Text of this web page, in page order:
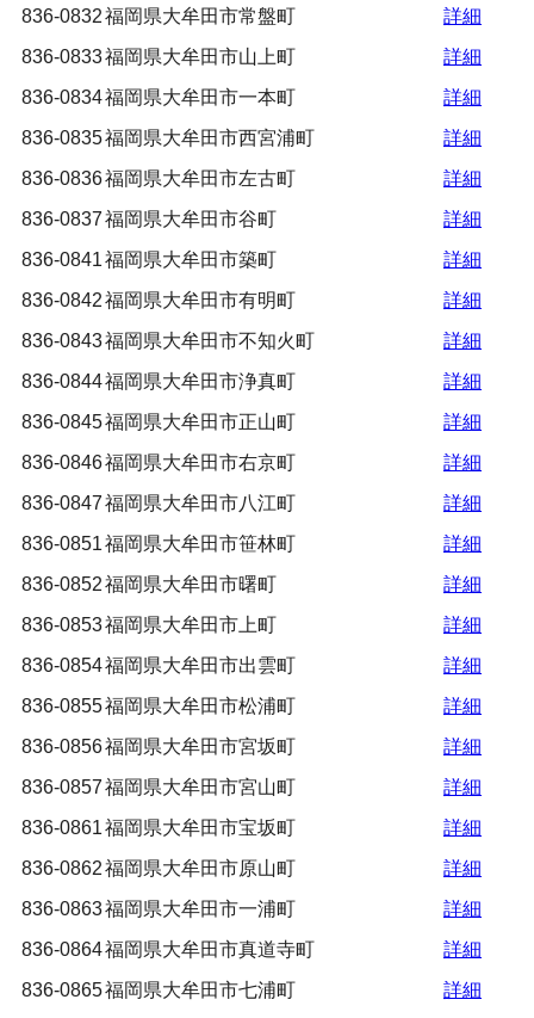
836-0832福岡県大牟田市常盤町
詳細
836-0833福岡県大牟田市山上町
詳細
836-0834福岡県大牟田市一本町
詳細
836-0835福岡県大牟田市西宮浦町
詳細
836-0836福岡県大牟田市左古町
詳細
836-0837福岡県大牟田市谷町
詳細
836-0841福岡県大牟田市築町
詳細
836-0842福岡県大牟田市有明町
詳細
836-0843福岡県大牟田市不知火町
詳細
836-0844福岡県大牟田市浄真町
詳細
836-0845福岡県大牟田市正山町
詳細
836-0846福岡県大牟田市右京町
詳細
836-0847福岡県大牟田市八江町
詳細
836-0851福岡県大牟田市笹林町
詳細
836-0852福岡県大牟田市曙町
詳細
836-0853福岡県大牟田市上町
詳細
836-0854福岡県大牟田市出雲町
詳細
836-0855福岡県大牟田市松浦町
詳細
836-0856福岡県大牟田市宮坂町
詳細
836-0857福岡県大牟田市宮山町
詳細
836-0861福岡県大牟田市宝坂町
詳細
836-0862福岡県大牟田市原山町
詳細
836-0863福岡県大牟田市一浦町
詳細
836-0864福岡県大牟田市真道寺町
詳細
836-0865福岡県大牟田市七浦町
詳細